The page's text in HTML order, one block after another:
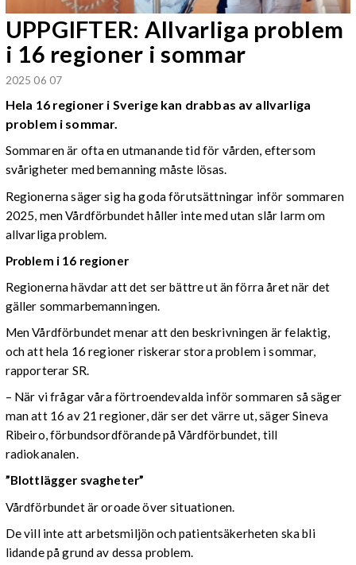
UPPGIFTER: Allvarliga problem
i 16 regioner i sommar
2025 06 07
Hela 16 regioner i Sverige kan drabbas av allvarliga
problem i sommar.
Sommaren är ofta en utmanande tid för vården, eftersom
svårigheter med bemanning måste lösas.
Regionerna säger sig ha goda förutsättningar inför sommaren
2025, men Vårdförbundet håller inte med utan slår larm om
allvarliga problem.
Problem i 16 regioner
Regionerna hävdar att det ser bättre ut än förra året när det
gäller sommarbemanningen.
Men Vårdförbundet menar att den beskrivningen är felaktig,
och att hela 16 regioner riskerar stora problem i sommar,
rapporterar SR.
– När vi frågar våra förtroendevalda inför sommaren så säger
man att 16 av 21 regioner, där ser det värre ut, säger Sineva
Ribeiro, förbundsordförande på Vårdförbundet, till
radiokanalen.
”Blottlägger svagheter”
Vårdförbundet är oroade över situationen.
De vill inte att arbetsmiljön och patientsäkerheten ska bli
lidande på grund av dessa problem.